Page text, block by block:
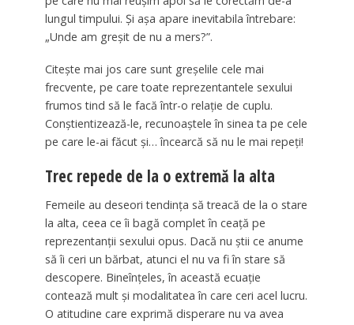
lungul timpului. Și așa apare inevitabila întrebare:
„Unde am greșit de nu a mers?”.
Citește mai jos care sunt greșelile cele mai
frecvente, pe care toate reprezentantele sexului
frumos tind să le facă într-o relație de cuplu.
Conștientizează-le, recunoaștele în sinea ta pe cele
pe care le-ai făcut și… încearcă să nu le mai repeți!
Trec repede de la o extremă la alta
Femeile au deseori tendința să treacă de la o stare
la alta, ceea ce îi bagă complet în ceață pe
reprezentanții sexului opus. Dacă nu știi ce anume
să îi ceri un bărbat, atunci el nu va fi în stare să
descopere. Bineînțeles, în această ecuație
contează mult și modalitatea în care ceri acel lucru.
O atitudine care exprimă disperare nu va avea